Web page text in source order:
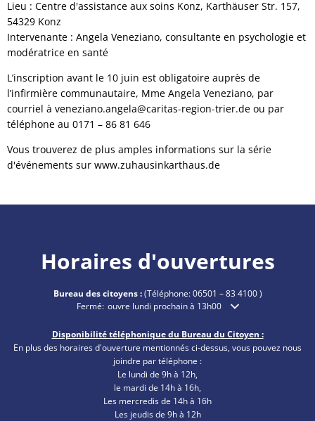
Lieu : Centre d'assistance aux soins Konz, Karthäuser Str. 157,
54329 Konz
Intervenante : Angela Veneziano, consultante en psychologie et
modératrice en santé
L’inscription avant le 10 juin est obligatoire auprès de
l’infirmière communautaire, Mme Angela Veneziano, par
courriel à veneziano.angela@caritas-region-trier.de ou par
téléphone au 0171 – 86 81 646
Vous trouverez de plus amples informations sur la série
d'événements sur www.zuhausinkarthaus.de
Horaires d'ouvertures
Bureau des citoyens :(Téléphone:06501 – 83 4100)
Cliquez pour masquer les heures d'ouverture ou de
Fermé: ouvre lundi prochain à 13h00
Disponibilité téléphonique du Bureau du Citoyen :
En plus des horaires d'ouverture mentionnés ci-dessus, vous pouvez nous
joindre par téléphone :
Le lundi de 9h à 12h,
le mardi de 14h à 16h,
Les mercredis de 14h à 16h
Les jeudis de 9h à 12h